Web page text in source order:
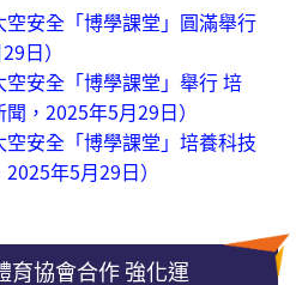
空安全「博學課堂」圓滿舉行
日）
空安全「博學課堂」舉行 培
聞， 2025年5月29日）
空安全「博學課堂」培養科技
2025年5月29日）
育協會合作 強化運